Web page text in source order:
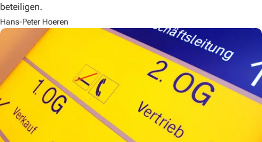
beteiligen.
Hans-Peter Hoeren